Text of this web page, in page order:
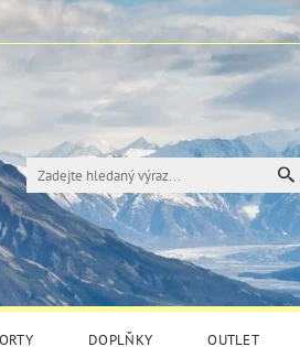
DOPLŇKY OUTLET